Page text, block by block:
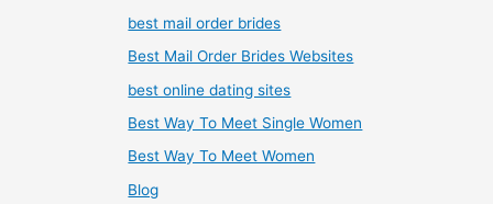
best mail order brides
Best Mail Order Brides Websites
best online dating sites
Best Way To Meet Single Women
Best Way To Meet Women
Blog